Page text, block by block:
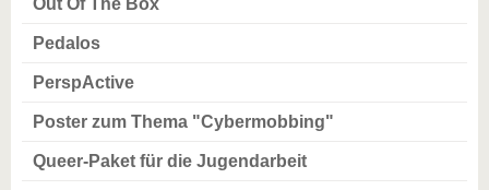
Out Of The Box
Pedalos
PerspActive
Poster zum Thema "Cybermobbing"
Queer-Paket für die Jugendarbeit